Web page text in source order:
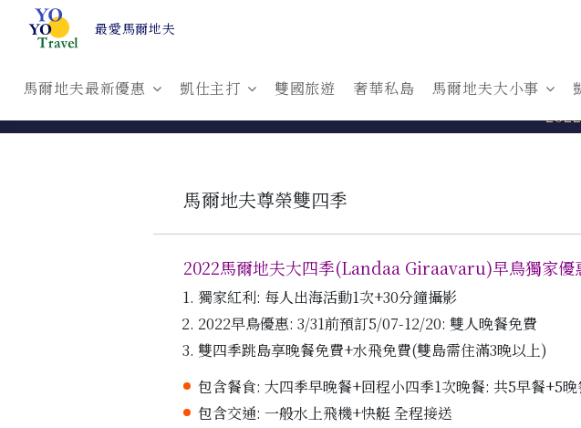
最愛馬爾地夫
馬爾地夫最新優惠 凱仕主打 雙國旅遊 奢華私島 馬爾地夫大小事
馬爾地夫尊榮雙四季
2022馬爾地夫大四季(Landaa Giraavaru)早鳥獨家優
獨家紅利: 每人出海活動1次+30分鐘攝影
2022早鳥優惠: 3/31前預訂5/07-12/20: 雙人晚餐免費
雙四季跳島享晚餐免費+水飛免費(雙島需住滿3晚以上)
包含餐食: 大四季早晚餐+回程小四季1次晚餐: 共5早餐+5晚
包含交通: 一般水上飛機+快艇 全程接送